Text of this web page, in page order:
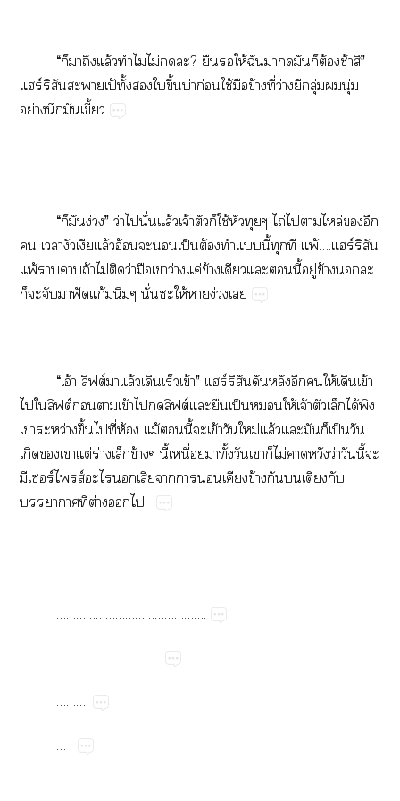
“​​​​ล้​​ไม่​​?​​​ให้​​​​​​ต้​ช้​”​
ร์​​​ป้​ั้​​​ึ้​บ่​ก่​ใช้​​ข้​ี่​ว่​​ุ่​​ุ่​
ย่​​​ี้
“​​​ง่”​ว่​​ั่​ล้​จ้​​​ใช้​​​ไถ่​​​ล่​​​
​​​ล้​อ้​​​ป็​ต้​​​ี้​​​พ้….ร์​​
พ้​​​ถ้​ไม่​​ว่​​​ว่​ค่​ข้​​​​ี้​ู่​ข้​​​
​​​​ฟั​ก้​ิ่​ั่​​ให้​​ง่​
“อ้​ฟต์​​ล้​​​ข้”​ร์​​​​​​ให้​​ข้​
​​ฟต์​ก่​​ข้​​​ฟต์​​​ป็​​ให้​จ้​​​ได้​​
​ว่​ึ้​​ี่​ห้​ม้​​ี้​​ข้​​ม่​ล้​​​​ป็​​
​​​ต่​ร่​​ข้​ี้​ื่​​ั้​​​​ไม่​​​ว่​​ี้​​
​ร์ส์​​​​​​​ข้​​​​​
​ี่​ต่​​
……………………………………….
………………………….
……….
…